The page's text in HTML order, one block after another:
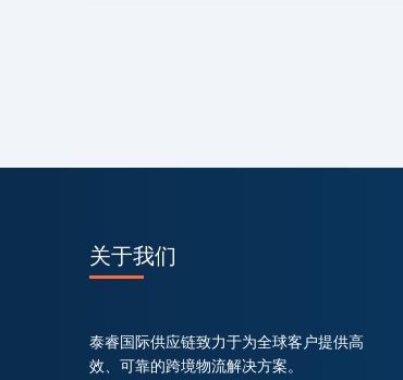
关于我们
泰睿国际供应链致力于为全球客户提供高
效、可靠的跨境物流解决方案。